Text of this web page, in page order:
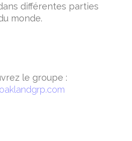
différentes parties
monde.
le groupe :